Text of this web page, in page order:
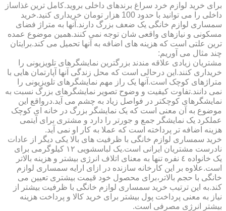
برای خرید لوازم خرد سراغ برندهای داخلی بروید.کامل ترین غذاساز
داخلی را می توانید با حدود 100 هزار تومان خریداری کنید.خرید
سمساری لوازم خانگی یک ضعف بزرگ دارند.آنها به متراژ فضای
مسکونی و نیازهای واقعی شان توجه نمی کنند.همین موضوع عمده
ترین علتی است که هزینه های اضافه به آنها تحمیل می کند.برایتان
چند مثال می آوریم:
مشتریان زیادی علاقه مندند بزرگترین نمایشگرهای تلویزیونی را
خریداری کنند.این درحالی است که محل زندگی آنها آپارتمان هایی با
متراژهای کوچک است.آنها یک راز مهم نمایشگرهای تلویزیونی را
نمی دانند.تفاوت کیفیت و وضوح تصویر نمایشگرهای بزرگ نسبت به
نمایشگرهای کوچکتر در فواصل زیاد به چشم می آید.درواقع این
موضوع به آن معنی است که یک نمایشگر بزرگ در خانه ای کوچک
عملکرد یک نمایشگر جمع و جورتر را دارد و مشتری برای آیتمی
هزینه اضافه تر پرداخته است که عملا به کار او نمی آید.
خرید سمساری لوازم خانگی با ظرفیت های بالا یکی دیگر از عادات
نادرست مشتریان ایرانی است.یک لباسشویی ١٢ کیلوگرمی برای
یک خانواده ٤ نفره تنها به معنای اتلاف انرژی بیشتر و هزینه بالاتر
است.علاوه بر این کارخانه سازنده در ازای ارایه سمساری لوازم
خانگی با حجم بالاتر،برای محصول خود قیمت بیشتری تعیین می
کند.به این ترتیب خرید سمساری لوازم خانگی با ظرفیت بیشتر از
نیاز به معنی پرداخت پول بیشتر برای خرید کالا و پرداخت هزینه
بیشتر انرژی مصرفی است.